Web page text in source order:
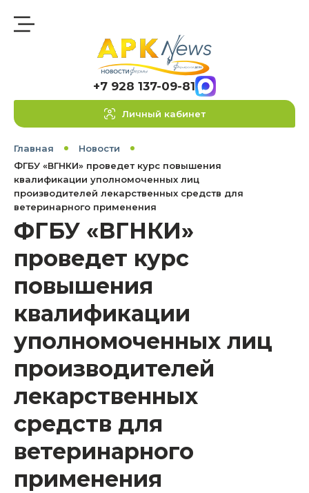
+7 928 137-09-81
Личный кабинет
Главная
Новости
ФГБУ «ВГНКИ» проведет курс повышения
квалификации уполномоченных лиц
производителей лекарственных средств для
ветеринарного применения
ФГБУ «ВГНКИ»
проведет курс
повышения
квалификации
уполномоченных лиц
производителей
лекарственных
средств для
ветеринарного
применения